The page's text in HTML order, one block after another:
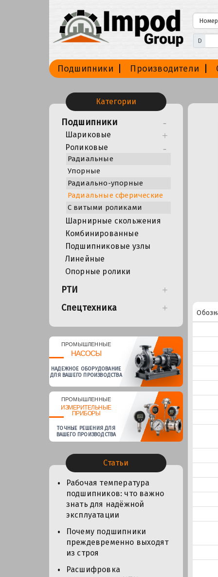
D
Подшипники Производители
Категории
Подшипники
Шариковые
Роликовые
Радиальные
Упорные
Радиально-упорные
Радиальные сферические
С витыми роликами
Шарнирные скольжения
Комбинированные
Подшипниковые узлы
Линейные
Опорные ролики
РТИ
Спецтехника
ПРОМЫШЛЕННЫЕ
НАСОСЫ
НАДЕЖНОЕ ОБОРУДОВАНИЕ
ДЛЯ ВАШЕГО ПРОИЗВОДСТВА
ПРОМЫШЛЕННЫЕ
ИЗМЕРИТЕЛЬНЫЕ
ПРИБОРЫ
ТОЧНЫЕ РЕШЕНИЯ ДЛЯ
ВАШЕГО ПРОИЗВОДСТВА
Статьи
Рабочая температура
подшипников: что важно
знать для надёжной
эксплуатации
Почему подшипники
преждевременно выходят
из строя
Расшифровка